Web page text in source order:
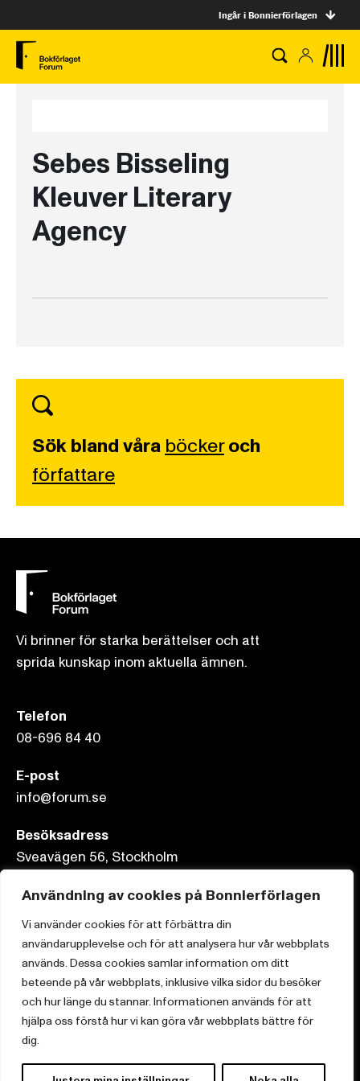
Användning av cookies på Bonnierförlagen
Vi använder cookies för att förbättra din
användarupplevelse och för att analysera hur vår webbplats
används. Dessa cookies samlar information om ditt
beteende på vår webbplats, inklusive vilka sidor du besöker
och hur länge du stannar. Informationen används för att
hjälpa oss förstå hur vi kan göra vår webbplats bättre för
dig.
Ingår i Bonnierförlagen
Sebes Bisseling
Kleuver Literary
Agency
Sök bland våra böckeroch
författare
Vi brinner för starka berättelser och att
sprida kunskap inom aktuella ämnen.
Telefon
08-696 84 40
E-post
info@forum.se
Besöksadress
Sveavägen 56, Stockholm
Postadress
Box 3159, 103 63 Stockholm
Om Bonnierförlagen
Cookies
Integritetspolicy